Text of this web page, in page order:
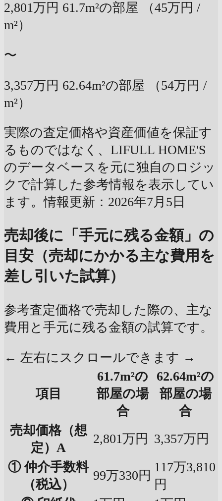
2,801万円 61.7m²の部屋
（45万円 /
m²）
〜
3,357万円 62.64m²の部屋
（54万円 /
m²）
実際の査定価格や資産価値を保証す
るものではなく、LIFULL HOME'S
のデータベースを元に独自のロジッ
クで計算した参考情報を表示してい
ます。情報更新：2026年7月5日
売却後に「手元に残る金額」の
目安（売却にかかる主な費用を
差し引いた試算）
参考査定価格で売却した際の、主な
費用と手元に残る金額の試算です。
← 左右にスクロールできます →
項目
61.7m²の
部屋の場
合
62.64m²の
部屋の場
合
売却価格（想
定）A
2,801万円
3,357万円
① 仲介手数料
（税込）
99万330円
117万3,810
円